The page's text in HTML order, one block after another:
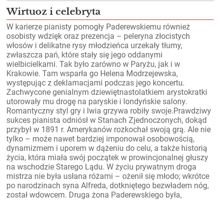
Wirtuoz i celebryta
W karierze pianisty pomogły Paderewskiemu również
osobisty wdzięk oraz prezencja – peleryna złocistych
włosów i delikatne rysy młodzieńca urzekały tłumy,
zwłaszcza pań, które stały się jego oddanymi
wielbicielkami. Tak było zarówno w Paryżu, jak i w
Krakowie. Tam wsparła go Helena Modrzejewska,
występując z deklamacjami podczas jego koncertu.
Zachwycone genialnym dziewiętnastolatkiem arystokratki
utorowały mu drogę na paryskie i londyńskie salony.
Romantyczny styl gry i lwia grzywa robiły swoje.Prawdziwy
sukces pianista odniósł w Stanach Zjednoczonych, dokąd
przybył w 1891 r. Amerykanów rozkochał swoją grą. Ale nie
tylko – może nawet bardziej imponował osobowością,
dynamizmem i uporem w dążeniu do celu, a także historią
życia, która miała swój początek w prowincjonalnej głuszy
na wschodzie Starego Lądu. W życiu prywatnym droga
mistrza nie była usłana różami – ożenił się młodo; wkrótce
po narodzinach syna Alfreda, dotkniętego bezwładem nóg,
został wdowcem. Druga żona Paderewskiego była,